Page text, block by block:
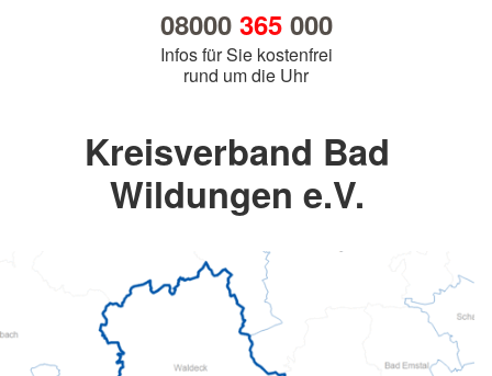
08000 365000
Infos für Sie kostenfrei
rund um die Uhr
Kreisverband Bad
Wildungen e.V.